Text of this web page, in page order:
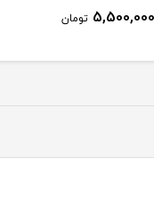
9,500,000 تومان